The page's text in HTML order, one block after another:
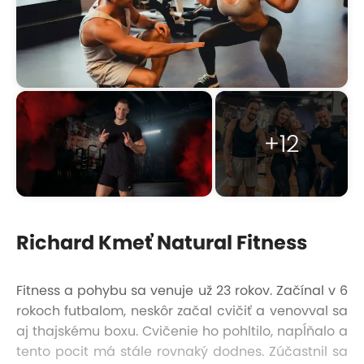
+12
Richard Kmeť Natural Fitness
Fitness a pohybu sa venuje už 23 rokov. Začínal v 6
rokoch futbalom, neskôr začal cvičiť a venovval sa
aj thajskému boxu. Cvičenie ho pohltilo, napĺňalo a
tento pocit má stále rovnaký dodnes. Zúčastnil sa